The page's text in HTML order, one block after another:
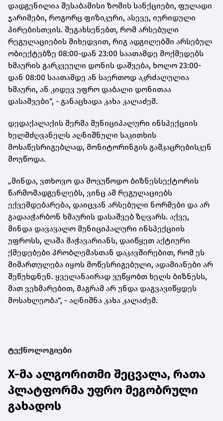
დადგენილია შესაბამისი ზომის სანქციები, ფულადი
ჯარიმები, როგორც ფიზიკური, ასევე, იურიდული
პირებისთვის. შეგახსენებთ, რომ არსებული
რეგულაციების მიხედვით, რიგ ადგილებში არსებულ
ობიექტებზე 08:00-დან 23:00 საათამდე მოქმედებს
ხმაურის გარკვეული დონის დაშვება, ხოლო 23:00-
დან 08:00 საათამდე ან საერთოდ აკრძალულია
ხმაური, ან კიდევ უფრო დაბალი დონითაა
დასაშვები“, - განაცხადა კახა კალაძემ.
დედაქალაქის მერმა მუნიციპალური ინსპექციის
ხელმძღვანელს აღნიშნული საკითხის
მოსაწესრიგებლად, მონიტორინგის გამკაცრებისკენ
მოუწოდა.
„მინდა, ვთხოვო და მოვუწოდო ბიზნესსექტორის
წარმომადგენლებს, ვინც ამ რეგულაციებს
ექვემდებარება, დაიცვან არსებული ნორმები და არ
გადააჭარბონ ხმაურის დასაშვებ ზღვარს. აქვე,
მინდა დავავალო მუნიციპალური ინსპექციის
უფროსს, ლაშა მაჭავარიანს, დაიწყეთ აქტიური
ქმედებები პრობლემასთან დაკავშირებით, რომ ეს
მიმართულება იყოს მოწესრიგებული, ადამიანები არ
შეწუხდნენ. ყველანაირად ვუწყობთ ხელს ბიზნესს,
მათ ვეხმარებით, მაგრამ არ უნდა დაგვავიწყდეს
მოსახლეობა“, - აღნიშნა კახა კალაძემ.
ტექნოლოგიები
X-მა ალგორითმი შეცვალა, რათა
პლატფორმა უფრო მეგობრული
გახადოს